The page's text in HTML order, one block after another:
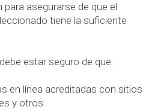
asegurarse de que el
tiene la suficiente
estar seguro de que:
en línea acreditadas con sitios
y otros.